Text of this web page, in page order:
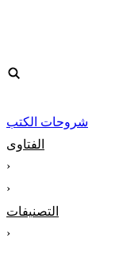
شروحات الكتب
الفتاوى
‹
‹
التصنيفات
‹